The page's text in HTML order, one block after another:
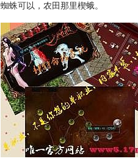
蜘蛛可以，农田那里楔蛾。